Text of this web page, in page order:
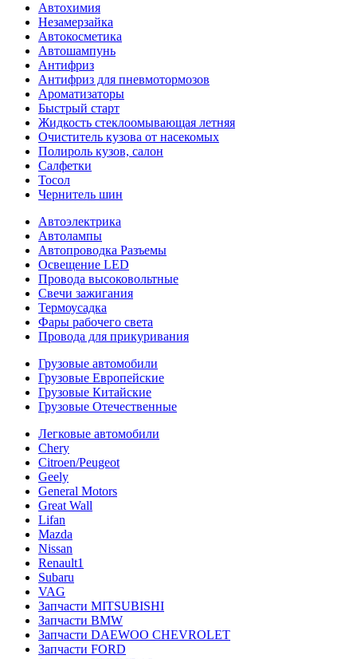
Автохимия
Незамерзайка
Автокосметика
Автошампунь
Антифриз
Антифриз для пневмотормозов
Ароматизаторы
Быстрый старт
Жидкость стеклоомывающая летняя
Очиститель кузова от насекомых
Полироль кузов, салон
Салфетки
Тосол
Чернитель шин
Автоэлектрика
Автолампы
Автопроводка Разъемы
Освещение LED
Провода высоковольтные
Свечи зажигания
Термоусадка
Фары рабочего света
Провода для прикуривания
Грузовые автомобили
Грузовые Европейские
Грузовые Китайские
Грузовые Отечественные
Легковые автомобили
Chery
Citroen/Peugeot
Geely
General Motors
Great Wall
Lifan
Mazda
Nissan
Renault1
Subaru
VAG
Запчасти MITSUBISHI
Запчасти BMW
Запчасти DAEWOO CHEVROLET
Запчасти FORD